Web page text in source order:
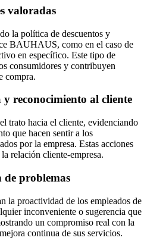
valoradas
la política de descuentos y
BAUHAUS, como en el caso de
en específico. Este tipo de
consumidores y contribuyen
compra.
reconocimiento al cliente
trato hacia el cliente, evidenciando
que hacen sentir a los
por la empresa. Estas acciones
relación cliente-empresa.
problemas
la proactividad de los empleados de
inconveniente o sugerencia que
un compromiso real con la
continua de sus servicios.